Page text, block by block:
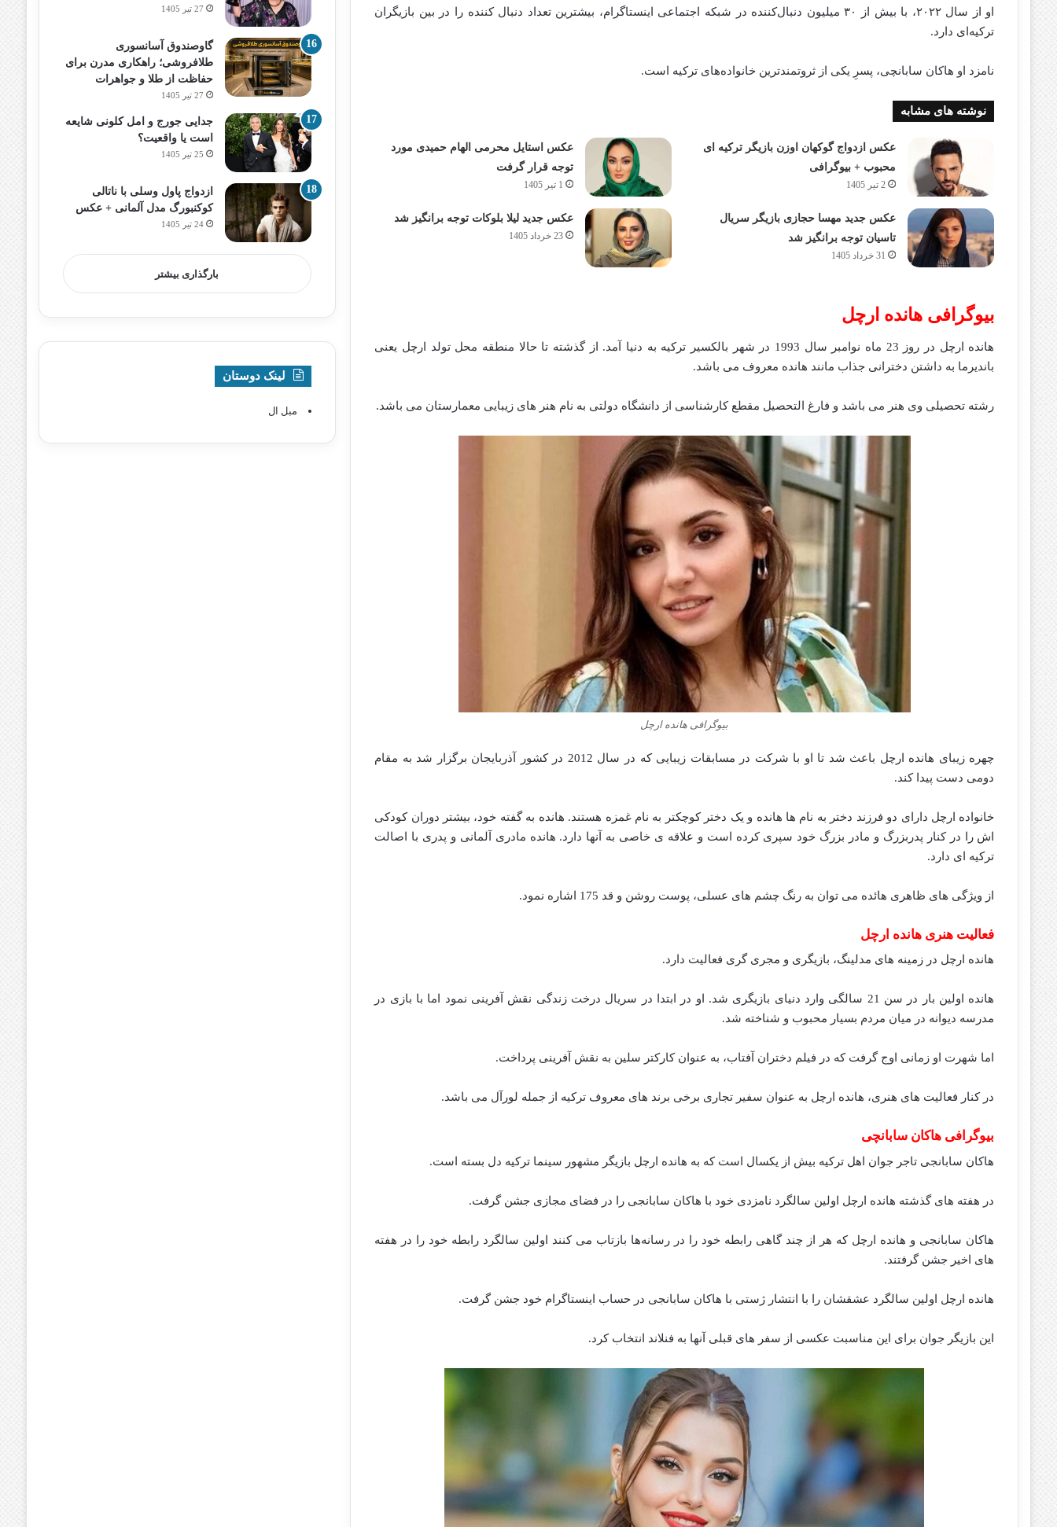
او از سال ۲۰۲۲، با بیش از ۳۰ میلیون دنبال‌کننده در شبکه اجتماعی اینستاگرام، بیشترین تعداد دنبال‌ کننده را در بین بازیگران
ترکیه‌ای دارد.
نامزد او هاکان سابانچی، پسرِ یکی از ثروتمندترین خانواده‌های ترکیه است.
نوشته های مشابه
عکس ازدواج گوکهان اوزن بازیگر ترکیه ای
محبوب + بیوگرافی
2 تیر 1405
عکس استایل محرمی الهام حمیدی مورد
توجه قرار گرفت
1 تیر 1405
عکس جدید مهسا حجازی بازیگر سریال
تاسیان توجه برانگیز شد
31 خرداد 1405
عکس جدید لیلا بلوکات توجه برانگیز شد
23 خرداد 1405
بیوگرافی هانده ارچل
هانده ارچل در روز 23 ماه نوامبر سال 1993 در شهر بالکسیر ترکیه به دنیا آمد. از گذشته تا حالا منطقه محل تولد ارچل یعنی
باندیرما به داشتن دخترانی جذاب مانند هانده معروف می باشد.
رشته تحصیلی وی هنر می باشد و فارغ التحصیل مقطع کارشناسی از دانشگاه دولتی به نام هنر های زیبایی معمارستان می باشد.
بیوگرافی هانده ارچل
چهره زیبای هانده ارچل باعث شد تا او با شرکت در مسابقات زیبایی که در سال 2012 در کشور آذربایجان برگزار شد به مقام
دومی دست پیدا کند.
خانواده ارچل دارای دو فرزند دختر به نام ها هانده و یک دختر کوچکتر به نام غمزه هستند. هانده به گفته خود، بیشتر دوران کودکی
اش را در کنار پدربزرگ و مادر بزرگ خود سپری کرده است و علاقه ی خاصی به آنها دارد. هانده مادری آلمانی و پدری با اصالت
ترکیه ای دارد.
از ویژگی های ظاهری هائده می توان به رنگ چشم های عسلی، پوست روشن و قد 175 اشاره نمود.
فعالیت هنری هانده ارچل
هانده ارچل در زمینه های مدلینگ، بازیگری و مجری گری فعالیت دارد.
هانده اولین بار در سن 21 سالگی وارد دنیای بازیگری شد. او در ابتدا در سریال درخت زندگی نقش آفرینی نمود اما با بازی در
مدرسه دیوانه در میان مردم بسیار محبوب و شناخته شد.
اما شهرت او زمانی اوج گرفت که در فیلم دختران آفتاب، به عنوان کارکتر سلین به نقش آفرینی پرداخت.
در کنار فعالیت های هنری، هانده ارچل به عنوان سفیر تجاری برخی برند های معروف ترکیه از جمله لورآل می باشد.
بیوگرافی هاکان سابانچی
هاکان سابانجی تاجر جوان اهل ترکیه بیش از یکسال است که به هانده ارچل بازیگر مشهور سینما ترکیه دل بسته است.
در هفته های گذشته هانده ارچل اولین سالگرد نامزدی خود با هاکان سابانجی را در فضای مجازی جشن گرفت.
هاکان سابانجی و هانده ارچل که هر از چند گاهی رابطه خود را در رسانه‌ها بازتاب می‌ کنند اولین سالگرد رابطه خود را در هفته
های اخیر جشن گرفتند.
هانده ارچل اولین سالگرد عشقشان را با انتشار ژستی با هاکان سابانجی در حساب اینستاگرام خود جشن گرفت.
این بازیگر جوان برای این مناسبت عکسی از سفر های قبلی آنها به فنلاند انتخاب کرد.
27 تیر 1405
گاوصندوق آسانسوری
طلافروشی؛ راهکاری مدرن برای
حفاظت از طلا و جواهرات
27 تیر 1405
جدایی جورج و امل کلونی شایعه
است یا واقعیت؟
25 تیر 1405
ازدواج پاول وسلی با ناتالی
کوکنبورگ مدل آلمانی + عکس
24 تیر 1405
بارگذاری بیشتر
لینک دوستان
مبل ال